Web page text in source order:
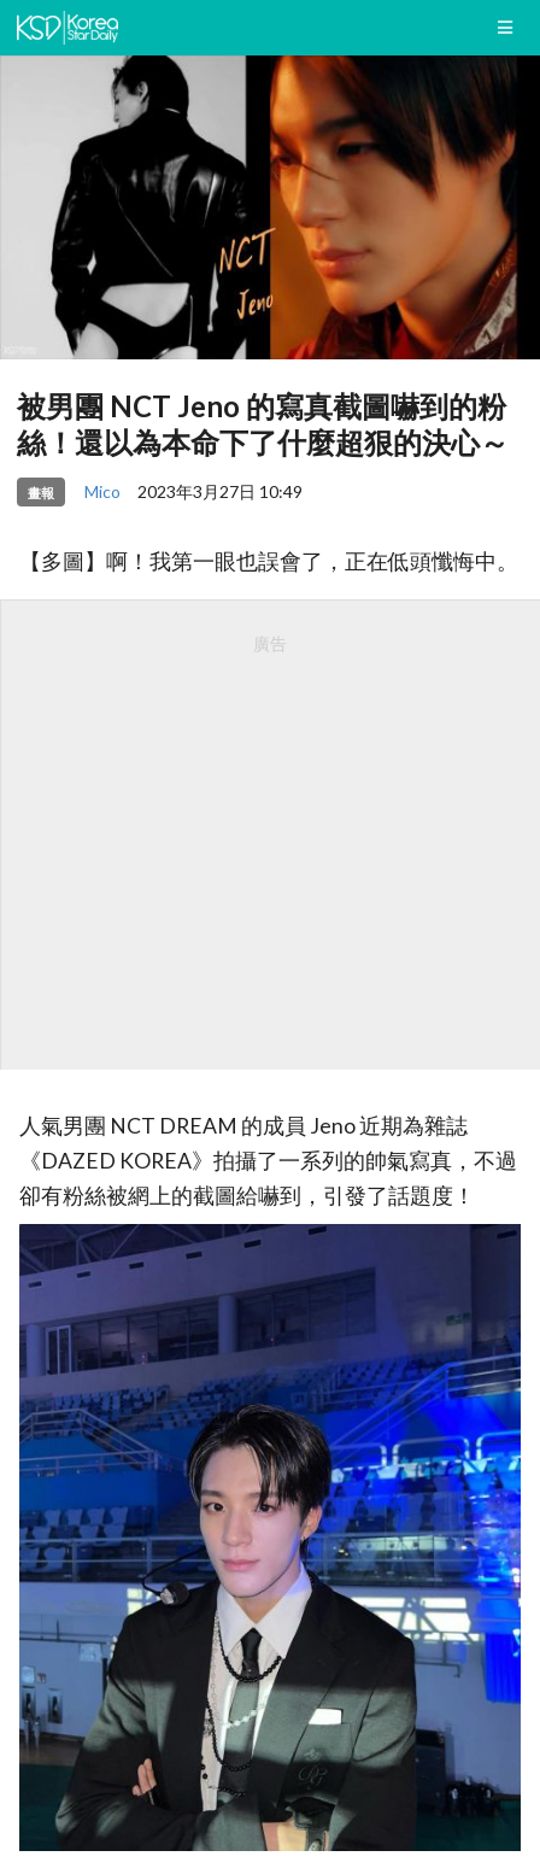
被男團 NCT Jeno 的寫真截圖嚇到的粉
絲！還以為本命下了什麼超狠的決心～
畫報 Mico 2023年3月27日 10:49
【多圖】啊！我第一眼也誤會了，正在低頭懺悔中。
廣告
人氣男團 NCT DREAM 的成員 Jeno 近期為雜誌
《DAZED KOREA》拍攝了一系列的帥氣寫真，不過
卻有粉絲被網上的截圖給嚇到，引發了話題度！